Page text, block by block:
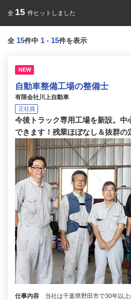
全 15 件ヒットしました
全 15件中 1 - 15件を表示
NEW
自動車整備工場の整備士
有限会社川上自動車
正社員
今後トラック専用工場を新設。中
できます！残業ほぼなし＆抜群の
仕事内容
当社は千葉県野田市で30年以